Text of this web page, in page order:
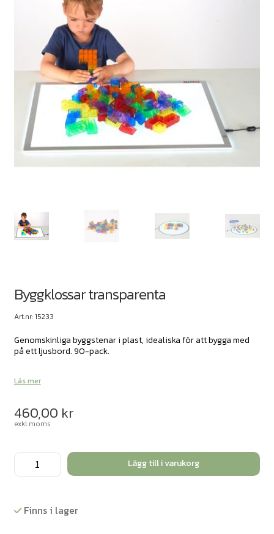
Byggklossar transparenta
Art.nr: 15233
Genomskinliga byggstenar i plast, idealiska för att bygga med
på ett ljusbord. 90-pack.
Läs mer
460,00 kr
exkl moms
Byggklossar
transparenta
Lägg till i varukorg
Finns i lager